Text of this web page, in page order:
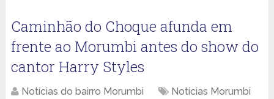
Caminhão do Choque afunda em
frente ao Morumbi antes do show do
cantor Harry Styles
Notícias do bairro Morumbi
Notícias Morumbi